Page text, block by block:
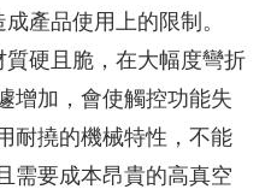
產品使用上的限制。
硬且脆，在大幅度彎折
增加，會使觸控功能失
耐撓的機械特性，不能
需要成本昂貴的高真空